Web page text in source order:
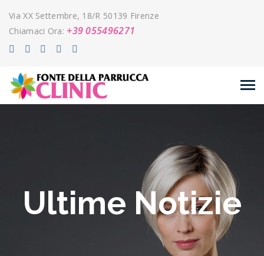
Via XX Settembre, 18/R 50139 Firenze
Chiamaci Ora: +39 055496271
Ultime Notizie